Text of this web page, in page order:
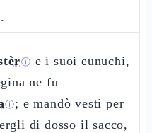
ⓘ e i suoi eunuchi,
ne fu
ⓘ; e mandò vesti per
di dosso il sacco,